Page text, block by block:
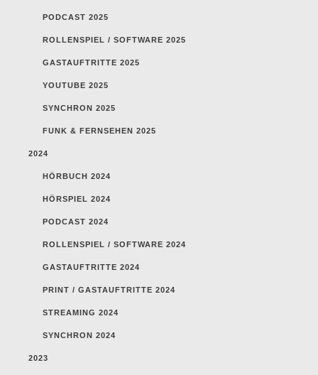
PODCAST 2025
ROLLENSPIEL / SOFTWARE 2025
GASTAUFTRITTE 2025
YOUTUBE 2025
SYNCHRON 2025
FUNK & FERNSEHEN 2025
2024
HÖRBUCH 2024
HÖRSPIEL 2024
PODCAST 2024
ROLLENSPIEL / SOFTWARE 2024
GASTAUFTRITTE 2024
PRINT / GASTAUFTRITTE 2024
STREAMING 2024
SYNCHRON 2024
2023